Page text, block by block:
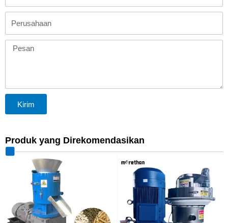
Perusahaan
Pesan
Kirim
Produk yang Direkomendasikan